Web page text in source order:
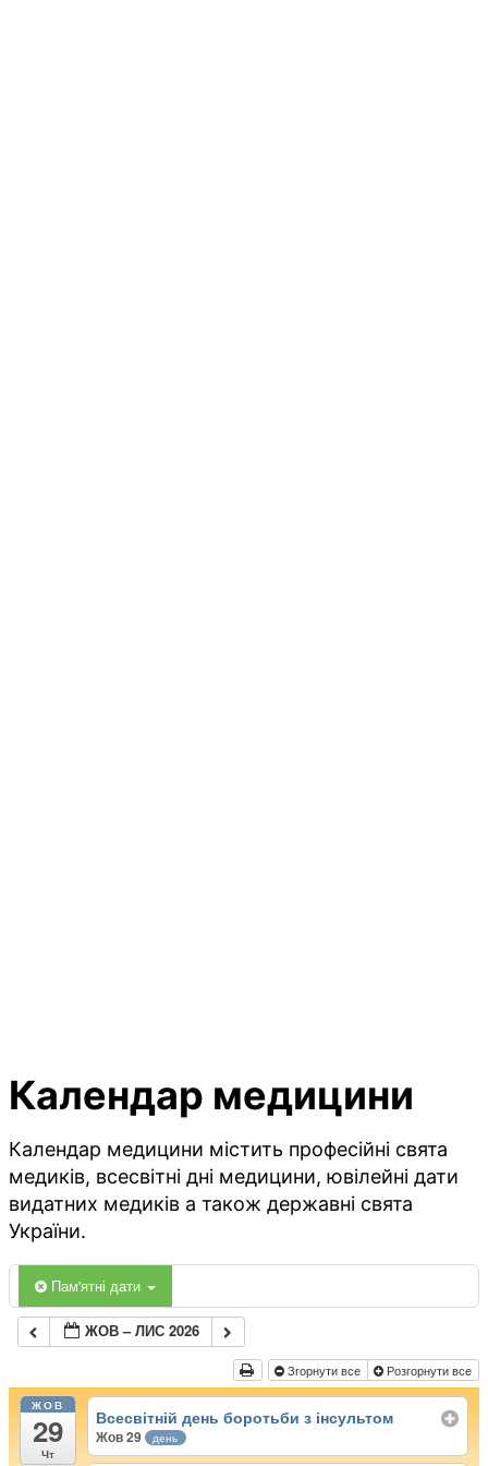
Календар медицини
Календар медицини містить професійні свята
медиків, всесвітні дні медицини, ювілейні дати
видатних медиків а також державні свята
України.
Пам'ятні дати
ЖОВ – ЛИС 2026
Згорнути все Розгорнути все
ЖОВ
29
Чт
Всесвітній день боротьби з інсультом
Жов 29 день